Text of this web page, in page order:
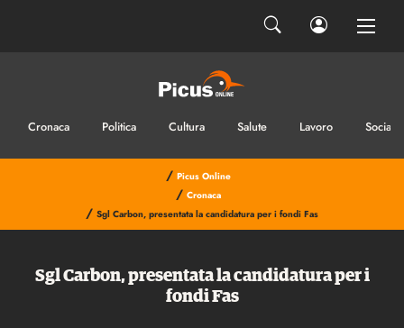
Cronaca Politica Cultura Salute Lavoro Sociale
/ Picus Online
/ Cronaca
/ Sgl Carbon, presentata la candidatura per i fondi Fas
Sgl Carbon, presentata la candidatura per i
fondi Fas